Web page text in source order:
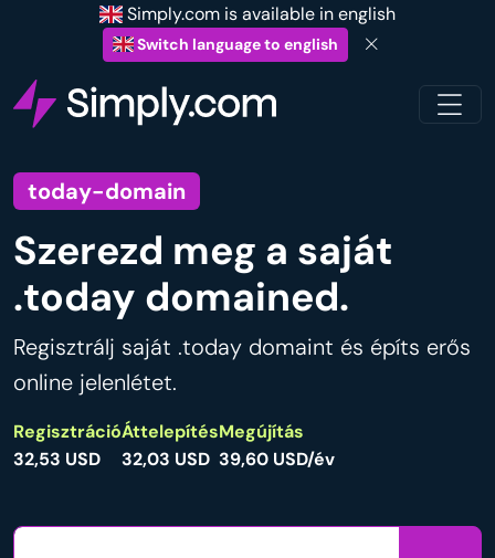
Simply.com is available in english
Switch language to english
today-domain
Szerezd meg a saját
.today domained.
Regisztrálj saját .today domaint és építs erős
online jelenlétet.
Regisztráció
32,53 USD
Áttelepítés
32,03 USD
Megújítás
39,60 USD/év